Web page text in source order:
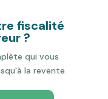
fiscalité
?
qui vous
la revente.